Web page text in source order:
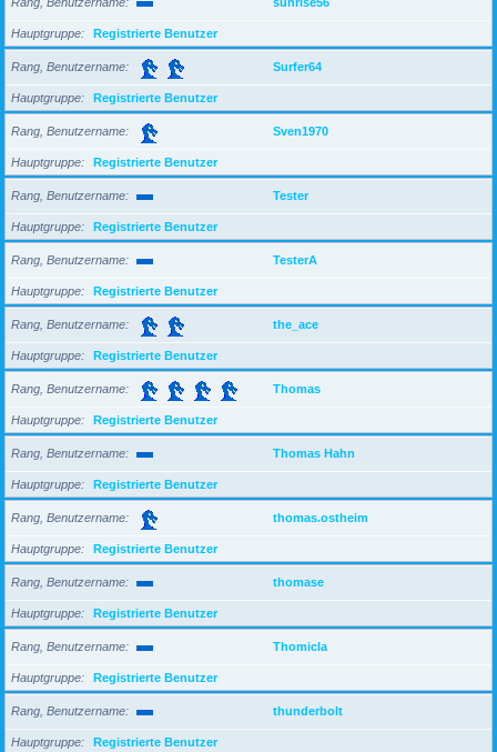
Hauptgruppe Registrierte Benutzer
Rang, Benutzername Surfer64
Hauptgruppe Registrierte Benutzer
Rang, Benutzername Sven1970
Hauptgruppe Registrierte Benutzer
Rang, Benutzername Tester
Hauptgruppe Registrierte Benutzer
Rang, Benutzername TesterA
Hauptgruppe Registrierte Benutzer
Rang, Benutzername the_ace
Hauptgruppe Registrierte Benutzer
Rang, Benutzername Thomas
Hauptgruppe Registrierte Benutzer
Rang, Benutzername Thomas Hahn
Hauptgruppe Registrierte Benutzer
Rang, Benutzername thomas.ostheim
Hauptgruppe Registrierte Benutzer
Rang, Benutzername thomase
Hauptgruppe Registrierte Benutzer
Rang, Benutzername Thomicla
Hauptgruppe Registrierte Benutzer
Rang, Benutzername thunderbolt
Hauptgruppe Registrierte Benutzer